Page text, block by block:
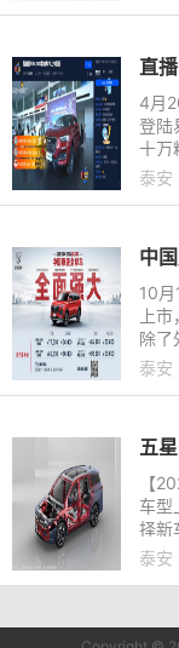
4月
登陆
十万
万-
泰安
10
上
除了
局5/
泰安
五
【
车型
择新
心舒
泰安